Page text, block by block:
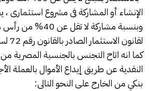
الإنشاء أو المشاركة فى مشروع استثمارى
وبنسبة مشاركة لا
لقانون الاستثمار الصادر بالقانون رقم 72 لسنة 2017.
كما انه اتاح التجنس بالجنسية المصرية من
النقدية عن طريق إيداع الأموال بالعملة
بنكي من الخارج على النحو التالى: